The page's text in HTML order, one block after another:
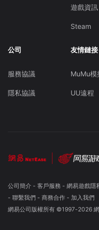
遊戲資訊
Steam
公司
服務協議
隱私協議
友情鏈接
MuMu模
UU遠程
公司簡介- 客戶服務 - 網易遊戲隱
- 聯繫我們- 商務合作- 加入我們
網易公司版權所有 ©1997-2026